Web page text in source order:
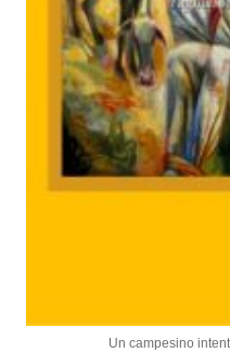
Un campesino